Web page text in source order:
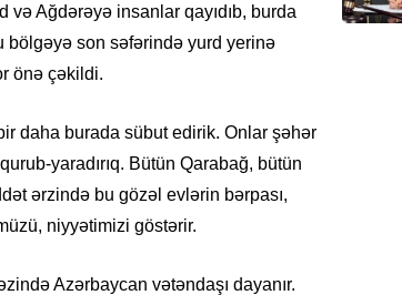
və Ağdərəyə insanlar qayıdıb, burda
bölgəyə son səfərində yurd yerinə
önə çəkildi.
daha burada sübut edirik. Onlar şəhər
yaradırıq. Bütün Qarabağ, bütün
ərzində bu gözəl evlərin bərpası,
niyyətimizi göstərir.
Azərbaycan vətəndaşı dayanır.
DÜNYA